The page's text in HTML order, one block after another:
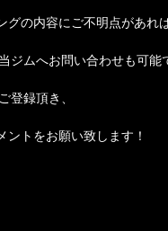
グの内容にご不明点があれ
ジムへお問い合わせも可能
登録頂き、
ントをお願い致します！